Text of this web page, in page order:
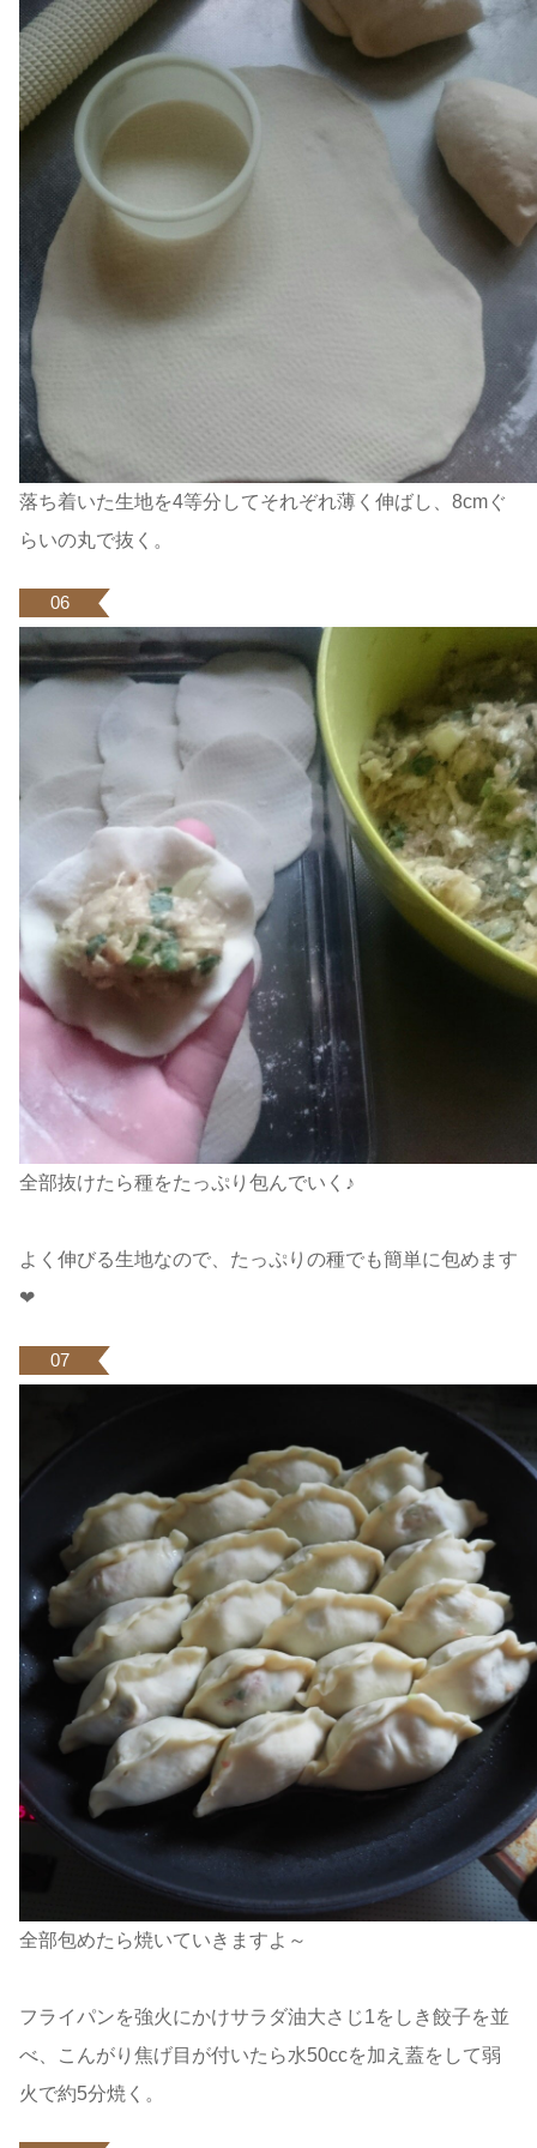
落ち着いた生地を4等分してそれぞれ薄く伸ばし、8cmぐ
らいの丸で抜く。
06
全部抜けたら種をたっぷり包んでいく♪
よく伸びる生地なので、たっぷりの種でも簡単に包めます
❤
07
全部包めたら焼いていきますよ～
フライパンを強火にかけサラダ油大さじ1をしき餃子を並
べ、こんがり焦げ目が付いたら水50ccを加え蓋をして弱
火で約5分焼く。